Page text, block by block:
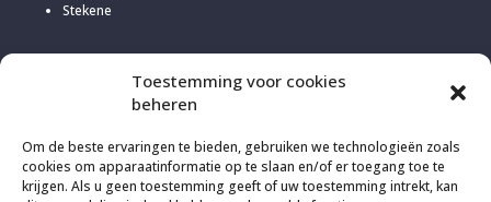
Toestemming voor cookies
beheren
Om de beste ervaringen te bieden, gebruiken we technologieën zoals
cookies om apparaatinformatie op te slaan en/of er toegang toe te
krijgen. Als u geen toestemming geeft of uw toestemming intrekt, kan
Stekene